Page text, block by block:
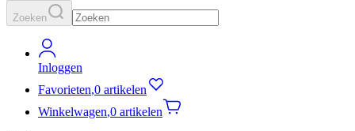
Zoeken
Inloggen
Favorieten,0 artikelen
Winkelwagen,0 artikelen